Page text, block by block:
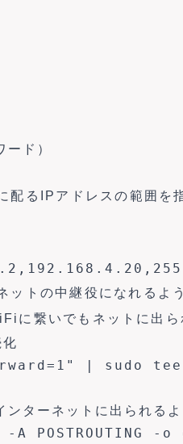
ド）
配るIPアドレスの範囲を
ットの中継役になれるよ
に繋いでもネットに出ら
| sudo
ターネットに出られるよ
-o